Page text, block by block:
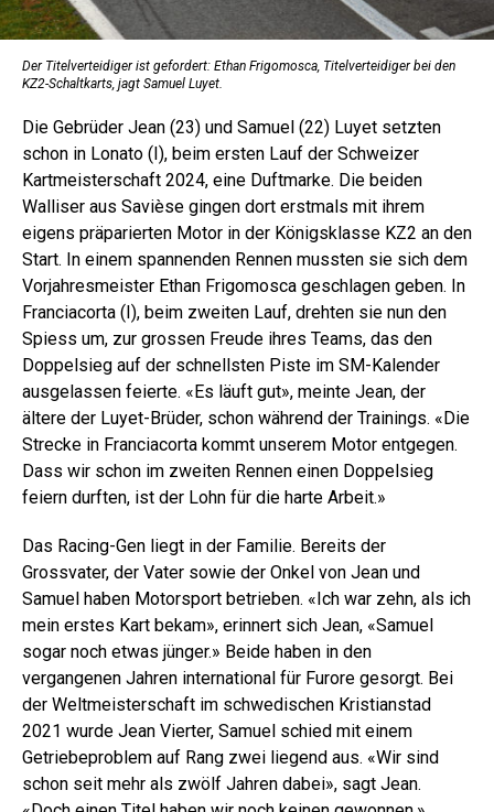
Der Titelverteidiger ist gefordert: Ethan Frigomosca, Titelverteidiger bei den
KZ2-Schaltkarts, jagt Samuel Luyet.
Die Gebrüder Jean (23) und Samuel (22) Luyet setzten
schon in Lonato (I), beim ersten Lauf der Schweizer
Kartmeisterschaft 2024, eine Duftmarke. Die beiden
Walliser aus Savièse gingen dort erstmals mit ihrem
eigens präparierten Motor in der Königsklasse KZ2 an den
Start. In einem spannenden Rennen mussten sie sich dem
Vorjahresmeister Ethan Frigomosca geschlagen geben. In
Franciacorta (I), beim zweiten Lauf, drehten sie nun den
Spiess um, zur grossen Freude ihres Teams, das den
Doppelsieg auf der schnellsten Piste im SM-Kalender
ausgelassen feierte. «Es läuft gut», meinte Jean, der
ältere der Luyet-Brüder, schon während der Trainings. «Die
Strecke in Franciacorta kommt unserem Motor entgegen.
Dass wir schon im zweiten Rennen einen Doppelsieg
feiern durften, ist der Lohn für die harte Arbeit.»
Das Racing-Gen liegt in der Familie. Bereits der
Grossvater, der Vater sowie der Onkel von Jean und
Samuel haben Motorsport betrieben. «Ich war zehn, als ich
mein erstes Kart bekam», erinnert sich Jean, «Samuel
sogar noch etwas jünger.» Beide haben in den
vergangenen Jahren international für Furore gesorgt. Bei
der Weltmeisterschaft im schwedischen Kristianstad
2021 wurde Jean Vierter, Samuel schied mit einem
Getriebeproblem auf Rang zwei liegend aus. «Wir sind
schon seit mehr als zwölf Jahren dabei», sagt Jean.